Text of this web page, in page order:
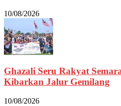
10/08/2026
Ghazali Seru Rakyat
Kibarkan Jalur Gemilang
10/08/2026